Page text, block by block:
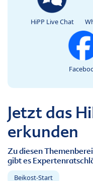
HiPP Live Chat
Jetzt das
erkunden
Zu diesen
gibt es
Beikost-Start